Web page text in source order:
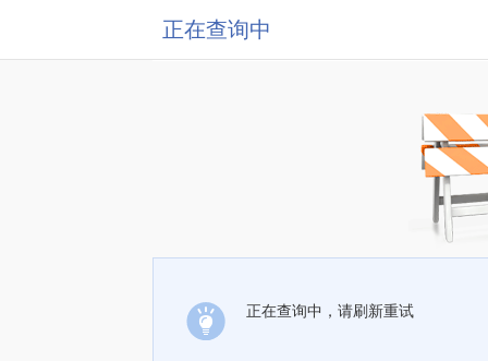
正在查询中
正在查询中，请刷新重试